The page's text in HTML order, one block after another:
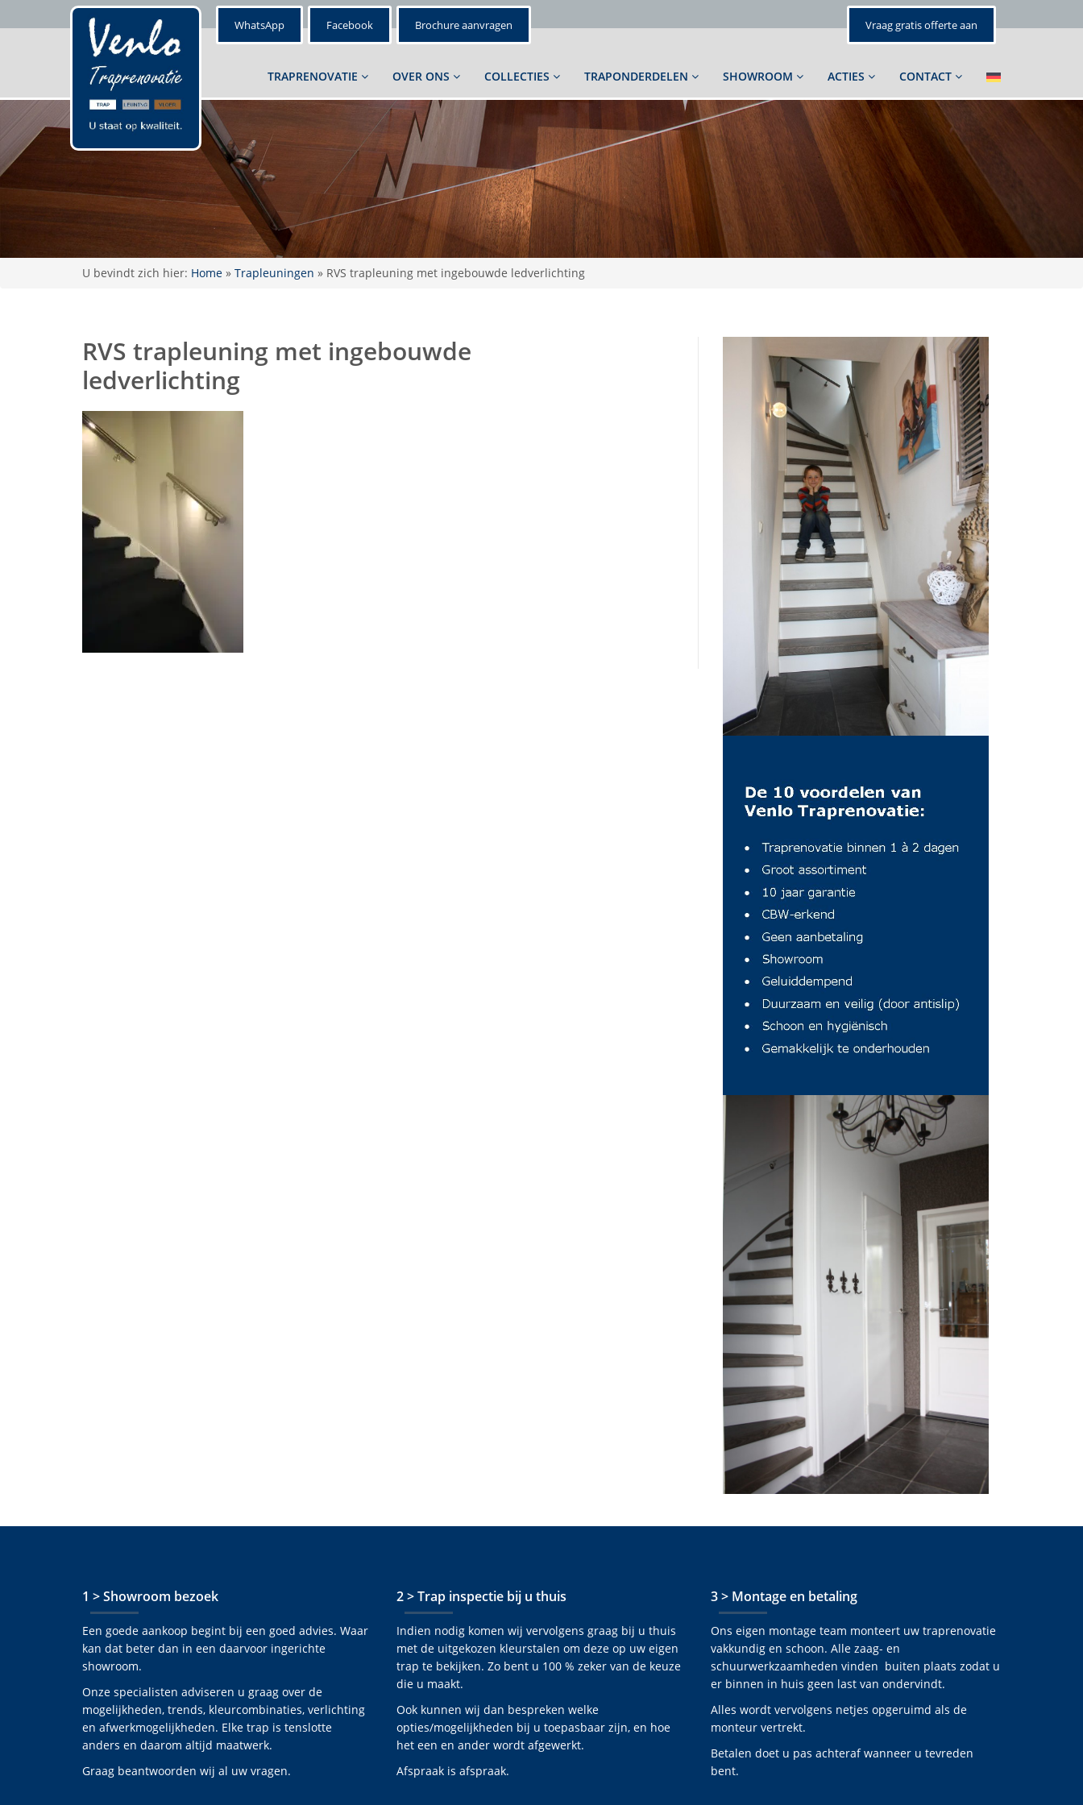
WhatsApp Facebook Brochure aanvragen Vraag gratis offerte aan
TRAPRENOVATIE OVER ONS COLLECTIES TRAPONDERDELEN SHOWROOM ACTIES CONTACT
U bevindt zich hier: Home » Trapleuningen » RVS trapleuning met ingebouwde ledverlichting
RVS trapleuning met ingebouwde
ledverlichting
1 > Showroom bezoek
Een goede aankoop begint bij een goed advies. Waar
kan dat beter dan in een daarvoor ingerichte
showroom.
Onze specialisten adviseren u graag over de
mogelijkheden, trends, kleurcombinaties, verlichting
en afwerkmogelijkheden. Elke trap is tenslotte
anders en daarom altijd maatwerk.
Graag beantwoorden wij al uw vragen.
2 > Trap inspectie bij u thuis
Indien nodig komen wij vervolgens graag bij u thuis
met de uitgekozen kleurstalen om deze op uw eigen
trap te bekijken. Zo bent u 100 % zeker van de keuze
die u maakt.
Ook kunnen wij dan bespreken welke
opties/mogelijkheden bij u toepasbaar zijn, en hoe
het een en ander wordt afgewerkt.
Afspraak is afspraak.
3 > Montage en betaling
Ons eigen montage team monteert uw traprenovatie
vakkundig en schoon. Alle zaag- en
schuurwerkzaamheden vinden buiten plaats zodat u
er binnen in huis geen last van ondervindt.
Alles wordt vervolgens netjes opgeruimd als de
monteur vertrekt.
Betalen doet u pas achteraf wanneer u tevreden
bent.